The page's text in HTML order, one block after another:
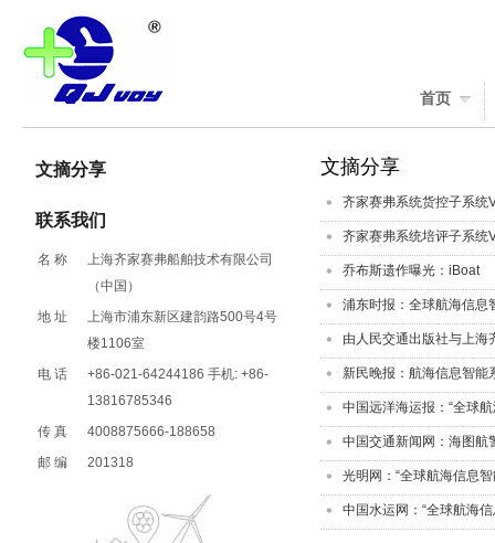
首页
文摘分享
联系我们
名 称
上海齐家赛弗船舶技术有限公司
（中国）
地 址
上海市浦东新区建韵路500号4号
楼1106室
电 话
+86-021-64244186 手机: +86-
13816785346
传 真
4008875666-188658
邮 编
201318
文摘分享
齐家赛弗系统货控子系统
齐家赛弗系统培评子系统
乔布斯遗作曝光：iBoat
浦东时报：全球航海信息
由人民交通出版社与上海
新民晚报：航海信息智能
中国远洋海运报：“全球
中国交通新闻网：海图航
光明网：“全球航海信息
中国水运网：“全球航海